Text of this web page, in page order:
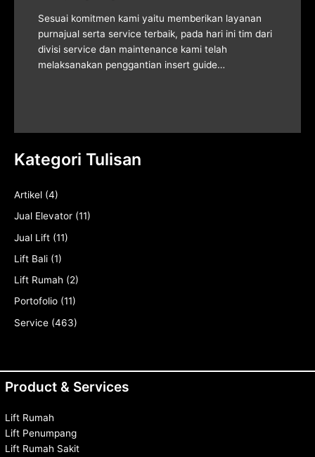
Sesuai komitmen kami yaitu memberikan layanan
purnajual serta service terbaik, pada hari ini tim dari
divisi service dan maintenance kami telah
melaksanakan penggantian insert guide…
Kategori Tulisan
Artikel (4)
Jual Elevator (11)
Jual Lift (11)
Lift Bali (1)
Lift Rumah (2)
Portofolio (11)
Service (463)
Product & Services
Lift Rumah
Lift Penumpang
Lift Rumah Sakit